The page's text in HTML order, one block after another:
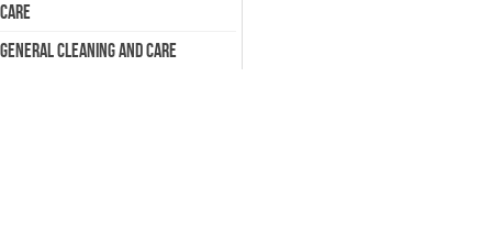
CARE
GENERAL CLEANING AND CARE